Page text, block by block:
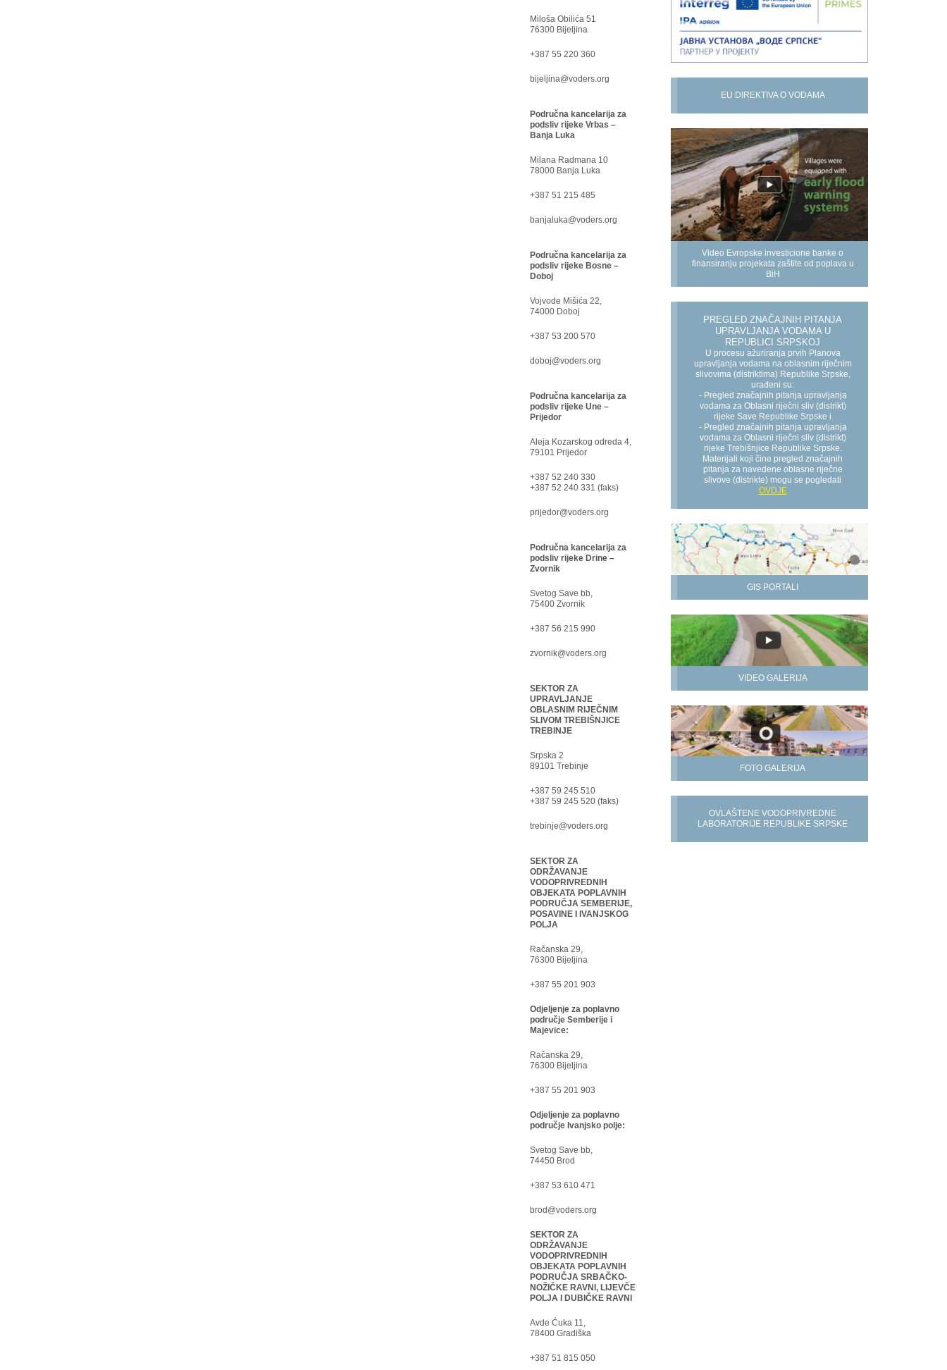
EU DIREKTIVA O VODAMA
Video Evropske investicione banke o
finansiranju projekata zaštite od poplava u
BiH
PREGLED ZNAČAJNIH PITANJA
UPRAVLJANJA VODAMA U
REPUBLICI SRPSKOJ
U procesu ažuriranja prvih Planova
upravljanja vodama na oblasnim riječnim
slivovima (distriktima) Republike Srpske,
urađeni su:
- Pregled značajnih pitanja upravljanja
vodama za Oblasni riječni sliv (distrikt)
rijeke Save Republike Srpske i
- Pregled značajnih pitanja upravljanja
vodama za Oblasni riječni sliv (distrikt)
rijeke Trebišnjice Republike Srpske.
Materijali koji čine pregled značajnih
pitanja za navedene oblasne riječne
slivove (distrikte) mogu se pogledati
OVDJE
GIS PORTALI
VIDEO GALERIJA
FOTO GALERIJA
OVLAŠTENE VODOPRIVREDNE
LABORATORIJE REPUBLIKE SRPSKE
Miloša Obilića 51
76300 Bijeljina
+387 55 220 360
bijeljina@voders.org
Područna kancelarija za
podsliv rijeke Vrbas –
Banja Luka
Milana Radmana 10
78000 Banja Luka
+387 51 215 485
banjaluka@voders.org
Područna kancelarija za
podsliv rijeke Bosne –
Doboj
Vojvode Mišića 22,
74000 Doboj
+387 53 200 570
doboj@voders.org
Područna kancelarija za
podsliv rijeke Une –
Prijedor
Aleja Kozarskog odreda 4,
79101 Prijedor
+387 52 240 330
+387 52 240 331 (faks)
prijedor@voders.org
Područna kancelarija za
podsliv rijeke Drine –
Zvornik
Svetog Save bb,
75400 Zvornik
+387 56 215 990
zvornik@voders.org
SEKTOR ZA
UPRAVLJANJE
OBLASNIM RIJEČNIM
SLIVOM TREBIŠNJICE
TREBINJE
Srpska 2
89101 Trebinje
+387 59 245 510
+387 59 245 520 (faks)
trebinje@voders.org
SEKTOR ZA
ODRŽAVANJE
VODOPRIVREDNIH
OBJEKATA POPLAVNIH
PODRUČJA SEMBERIJE,
POSAVINE I IVANJSKOG
POLJA
Račanska 29,
76300 Bijeljina
+387 55 201 903
Odjeljenje za poplavno
područje Semberije i
Majevice:
Račanska 29,
76300 Bijeljina
+387 55 201 903
Odjeljenje za poplavno
područje Ivanjsko polje:
Svetog Save bb,
74450 Brod
+387 53 610 471
brod@voders.org
SEKTOR ZA
ODRŽAVANJE
VODOPRIVREDNIH
OBJEKATA POPLAVNIH
PODRUČJA SRBAČKO-
NOŽIČKE RAVNI, LIJEVČE
POLJA I DUBIČKE RAVNI
Avde Ćuka 11,
78400 Gradiška
+387 51 815 050